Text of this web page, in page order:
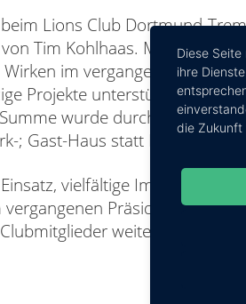
Lions Club Dortmund-
Tim Kohlhaas. Mit dem
Wirken im vergangenen
Projekte unterstützt
wurde durch den Lions
; Gast-Haus statt Bank,
vielfältige Impulse und
Präsidentenjahr
weiterhin mit
Diese
ihre
die Zukunft